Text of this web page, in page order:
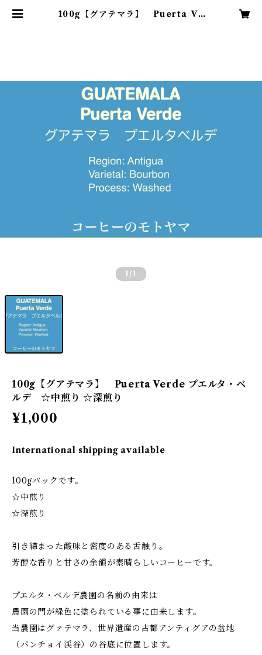
100g【グアテマラ】 Puerta Ve
1 /1
100g【グアテマラ】 Puerta Verde プエルタ・ベ
ルデ ☆中煎り ☆深煎り
¥1,000
International shipping available
100gパックです。
☆中煎り
☆深煎り
引き締まった酸味と密度のある舌触り。
芳醇な香りと甘さの余韻が素晴らしいコーヒーです。
プエルタ・ベルデ農園の名前の由来は
農園の門が緑色に塗られている事に由来します。
当農園はグァテマラ、世界遺産の古都アンティグアの盆地
（パンチョイ渓谷）の谷底に位置します。